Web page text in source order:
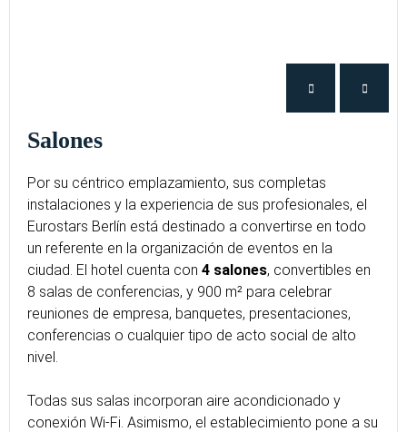
Salones
Por su céntrico emplazamiento, sus completas
instalaciones y la experiencia de sus profesionales, el
Eurostars Berlín está destinado a convertirse en todo
un referente en la organización de eventos en la
ciudad. El hotel cuenta con 4 salones, convertibles en
8 salas de conferencias, y 900 m² para celebrar
reuniones de empresa, banquetes, presentaciones,
conferencias o cualquier tipo de acto social de alto
nivel.
Todas sus salas incorporan aire acondicionado y
conexión Wi-Fi. Asimismo, el establecimiento pone a su